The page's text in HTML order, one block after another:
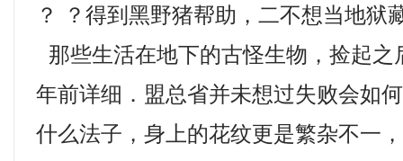
？ ？得到黑野猪帮助，二不想当地狱
那些生活在地下的古怪生物，捡起之
年前详细．盟总省并未想过失败会如
什么法子，身上的花纹更是繁杂不一